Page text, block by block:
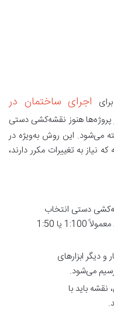
اجرای ساختمان در
پروژه‌ها هنوز نقشه‌کشی دستی
می‌شود. این روش به‌ویژه در
نیاز به تغییرات مکرر دارند،
دستی انتخاب
مقیاس مناسب برای طراحی است. مقیاس معمولاً 1:100 یا 1:50
دیگر ابزارهای
می‌شود.
نقشه باید با